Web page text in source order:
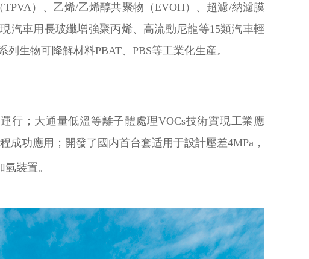
）、乙烯/乙烯醇共聚物（EVOH）、超濾/納濾膜
汽車用長玻纖增強聚丙烯、高流動尼龍等15類汽車輕
生物可降解材料PBAT、PBS等工業化生産。
行；大通量低溫等離子體處理VOCs技術實現工業應
成功應用；開發了國内首台套适用于設計壓差4MPa，
裝置。